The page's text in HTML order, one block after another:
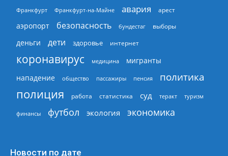
Франкфурт Франкфурт-на-Майне авария арест
аэропорт безопасность бундестаг выборы
деньги дети здоровье интернет
коронавирус медицина
мигранты
нападение
общество пассажиры пенсия политика
полиция работа статистика суд теракт туризм
финансы футбол экология экономика
Новости по дате